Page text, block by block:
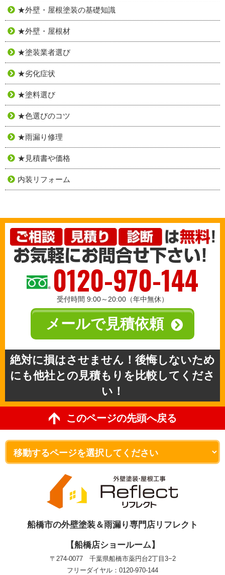
★外壁・屋根塗装の基礎知識
★外壁・屋根材
★塗装業者選び
★劣化症状
★塗料選び
★色選びのコツ
★雨漏り修理
★見積書や価格
内装リフォーム
0120-970-144
受付時間 9:00～20:00（年中無休）
メールで見積依頼
絶対に損はさせません！後悔しないため
にも他社との見積もりを比較してくださ
い！
このページの先頭へ戻る
船橋市の外壁塗装＆雨漏り専門店リフレクト
【船橋店ショールーム】
〒274-0077 千葉県船橋市薬円台2丁目3−2
フリーダイヤル：0120-970-144